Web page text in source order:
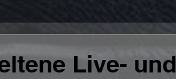
Live- und